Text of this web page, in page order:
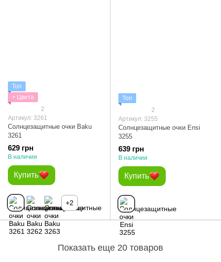
Топ
+ Цвета
2
Артикул: 3261
Солнцезащитные очки Baku
3261
629 грн
В наличии
Купить
+2
Топ
2
Артикул: 3255
Солнцезащитные очки Ensi
3255
639 грн
В наличии
Купить
Показать еще 20 товаров